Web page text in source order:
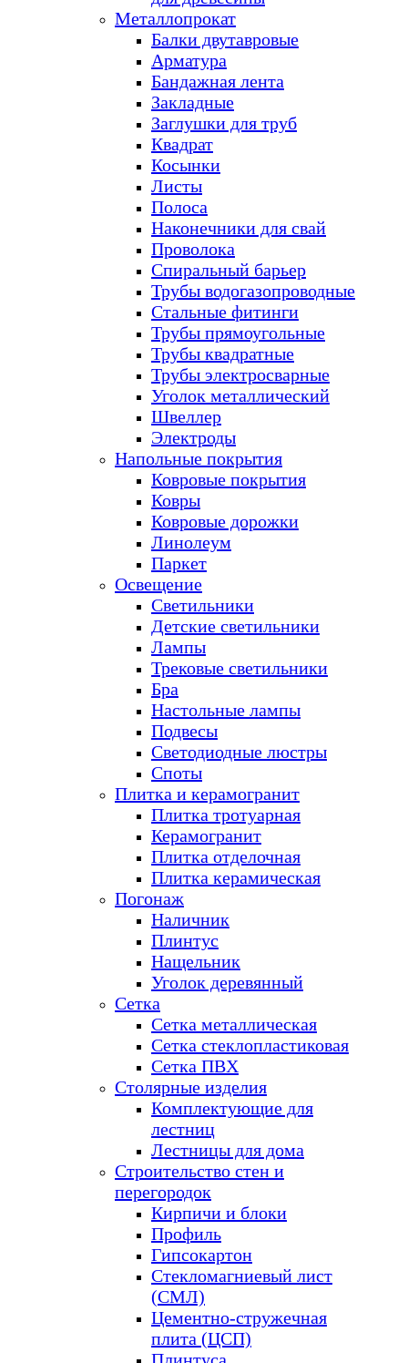
Металлопрокат
Балки двутавровые
Арматура
Бандажная лента
Закладные
Заглушки для труб
Квадрат
Косынки
Листы
Полоса
Наконечники для свай
Проволока
Спиральный барьер
Трубы водогазопроводные
Стальные фитинги
Трубы прямоугольные
Трубы квадратные
Трубы электросварные
Уголок металлический
Швеллер
Электроды
Напольные покрытия
Ковровые покрытия
Ковры
Ковровые дорожки
Линолеум
Паркет
Освещение
Светильники
Детские светильники
Лампы
Трековые светильники
Бра
Настольные лампы
Подвесы
Светодиодные люстры
Споты
Плитка и керамогранит
Плитка тротуарная
Керамогранит
Плитка отделочная
Плитка керамическая
Погонаж
Наличник
Плинтус
Нащельник
Уголок деревянный
Сетка
Сетка металлическая
Сетка стеклопластиковая
Сетка ПВХ
Столярные изделия
Комплектующие для
лестниц
Лестницы для дома
Строительство стен и
перегородок
Кирпичи и блоки
Профиль
Гипсокартон
Стекломагниевый лист
(СМЛ)
Цементно-стружечная
плита (ЦСП)